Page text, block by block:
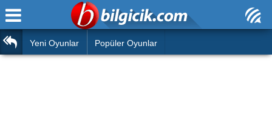
Araba
Ana Sayfa
Yeni Oyunlar Popüler Oyunlar